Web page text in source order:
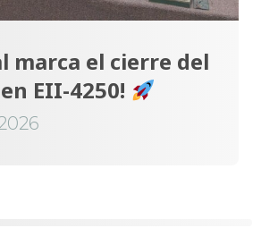
marca el cierre del
EII-4250!